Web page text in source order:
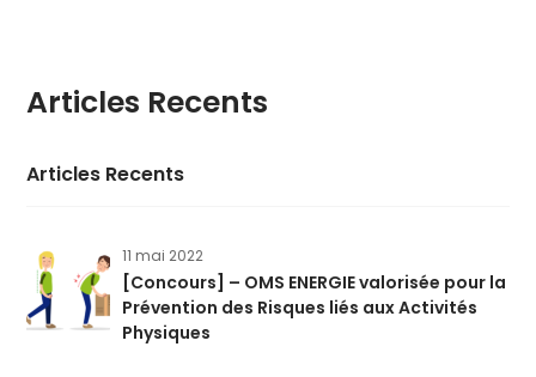
Articles Recents
Articles Recents
11 mai 2022
[Concours] – OMS ENERGIE valorisée pour la
Prévention des Risques liés aux Activités
Physiques